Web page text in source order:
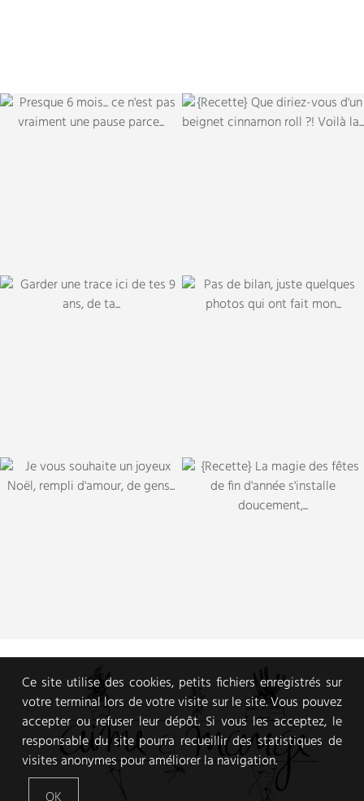
Ce site utilise des cookies, petits fichiers enregistrés sur
votre terminal lors de votre visite sur le site. Vous pouvez
accepter ou refuser leur dépôt. Si vous les acceptez, le
responsable du site pourra recueillir des statistiques de
visites anonymes pour améliorer la navigation.